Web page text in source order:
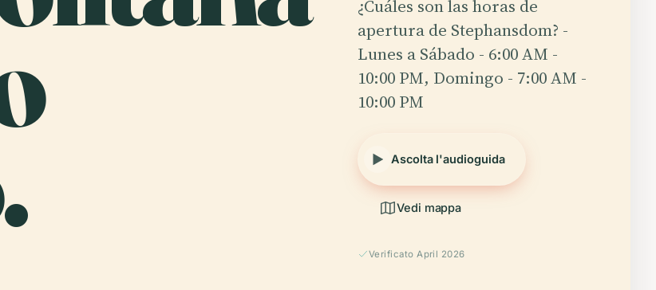
¿Cuáles son las horas de
apertura de Stephansdom? -
Lunes a Sábado - 6:00 AM -
10:00 PM, Domingo - 7:00 AM -
10:00 PM
Ascolta l'audioguida
Vedi mappa
Verificato April 2026